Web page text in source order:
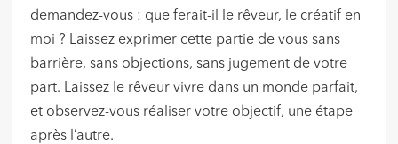
demandez-vous : que ferait-il le rêveur, le créatif en
moi ? Laissez exprimer cette partie de vous sans
barrière, sans objections, sans jugement de votre
part. Laissez le rêveur vivre dans un monde parfait,
et observez-vous réaliser votre objectif, une étape
après l’autre.